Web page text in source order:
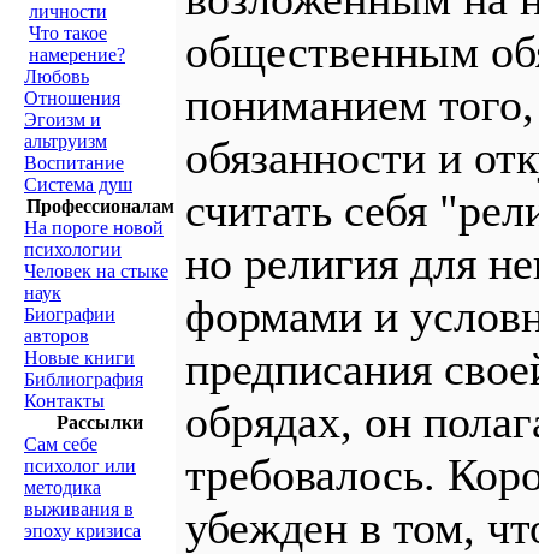
личности
Что такое
намерение?
Любовь
Отношения
Эгоизм и
альтруизм
Воспитание
Система душ
Профессионалам
На пороге новой
психологии
Человек на стыке
наук
Биографии
авторов
Новые книги
Библиография
Контакты
Рассылки
Сам себе
психолог или
методика
выживания в
эпоху кризиса
общественным
пониманием
обязанности и
считать себя
но религия для
формами и
предписания
обрядах, он
требовалось.
убежден в том,